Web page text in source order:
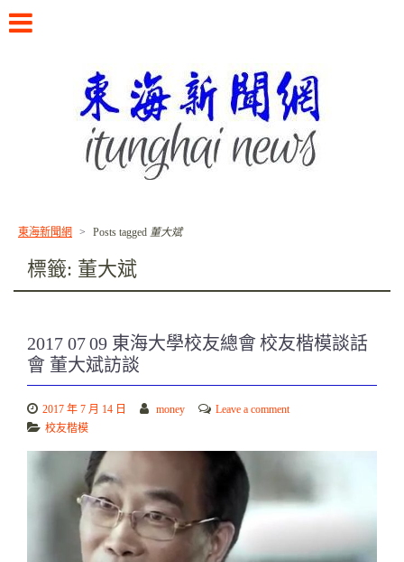
content
東海新聞網 > Posts tagged 董大斌
標籤: 董大斌
2017 07 09 東海大學校友總會 校友楷模談話
會 董大斌訪談
2017 年 7 月 14 日 money
Leave a comment
校友楷模